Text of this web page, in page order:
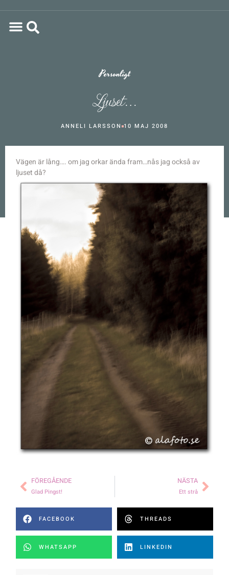
Personligt
Ljuset…
ANNELI LARSSON 10 MAJ 2008
Vägen är lång…. om jag orkar ända fram…nås jag också av
ljuset då?
FÖREGÅENDE
Glad Pingst!
NÄSTA
Ett strå
FACEBOOK THREADS
WHATSAPP LINKEDIN